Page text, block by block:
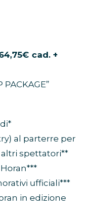
cad. +
al parterre per
spettatori**
ufficiali***
in edizione